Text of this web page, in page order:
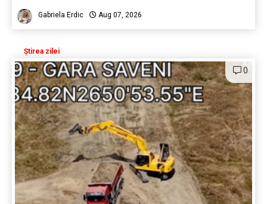
Gabriela Erdic Aug 07, 2026
Știrea zilei
0